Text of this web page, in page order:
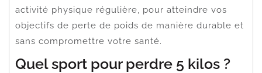
activité physique régulière, pour atteindre vos
objectifs de perte de poids de manière durable et
sans compromettre votre santé.
Quel sport pour perdre 5 kilos ?